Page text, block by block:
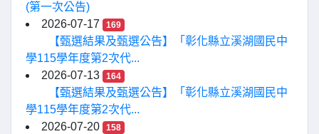
(第一次公告)
2026-07-17
169
【甄選結果及甄選公告】「彰化縣立溪湖國民中
學115學年度第2次代...
2026-07-13
164
【甄選結果及甄選公告】「彰化縣立溪湖國民中
學115學年度第2次代...
2026-07-20
158